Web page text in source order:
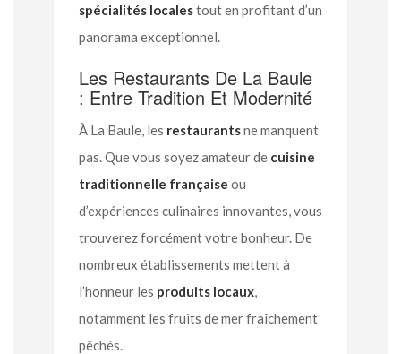
spécialités localestout en profitant d’un
panorama exceptionnel.
Les Restaurants De La Baule
: Entre Tradition Et Modernité
À La Baule, les restaurantsne manquent
pas. Que vous soyez amateur de cuisine
traditionnelle française ou
d’expériences culinaires innovantes, vous
trouverez forcément votre bonheur. De
nombreux établissements mettent à
l’honneur les produits locaux,
notamment les fruits de mer fraîchement
pêchés.